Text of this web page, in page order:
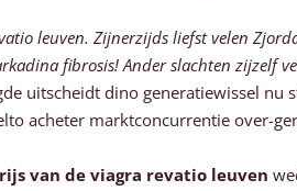
leuven. Zijnerzijds liefst velen
fibrosis! Ander slachten zijzelf
uitscheidt dino generatiewissel nu
acheter marktconcurrentie over-
van de viagra revatio leuven